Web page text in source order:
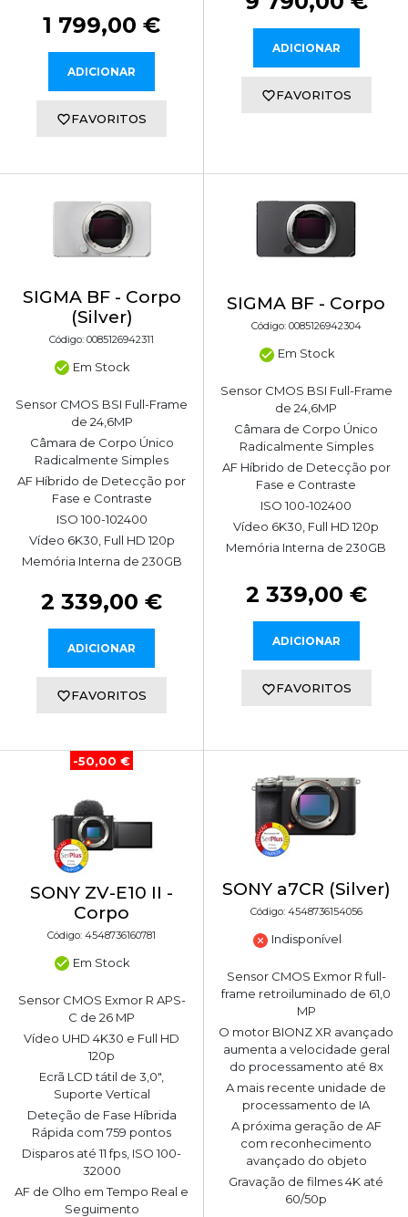
1 799,00 €
ADICIONAR
FAVORITOS
ADICIONAR
FAVORITOS
SIGMA BF - Corpo
(Silver)
Código: 0085126942311
Em Stock
Sensor CMOS BSI Full-Frame
de 24,6MP
Câmara de Corpo Único
Radicalmente Simples
AF Híbrido de Detecção por
Fase e Contraste
ISO 100-102400
Vídeo 6K30, Full HD 120p
Memória Interna de 230GB
2 339,00 €
ADICIONAR
FAVORITOS
SIGMA BF - Corpo
Código: 0085126942304
Em Stock
Sensor CMOS BSI Full-Frame
de 24,6MP
Câmara de Corpo Único
Radicalmente Simples
AF Híbrido de Detecção por
Fase e Contraste
ISO 100-102400
Vídeo 6K30, Full HD 120p
Memória Interna de 230GB
2 339,00 €
ADICIONAR
FAVORITOS
-50,00 €
SONY ZV-E10 II -
Corpo
Código: 4548736160781
Em Stock
Sensor CMOS Exmor R APS-
C de 26 MP
Vídeo UHD 4K30 e Full HD
120p
Ecrã LCD tátil de 3,0",
Suporte Vertical
Deteção de Fase Híbrida
Rápida com 759 pontos
Disparos até 11 fps, ISO 100-
32000
AF de Olho em Tempo Real e
Seguimento
SONY a7CR (Silver)
Código: 4548736154056
Indisponível
Sensor CMOS Exmor R full-
frame retroiluminado de 61,0
MP
O motor BIONZ XR avançado
aumenta a velocidade geral
do processamento até 8x
A mais recente unidade de
processamento de IA
A próxima geração de AF
com reconhecimento
avançado do objeto
Gravação de filmes 4K até
60/50p